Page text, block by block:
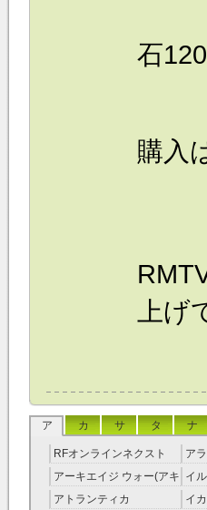
石
購入
上げ
ア カ サ タ ナ
RFオンラインネクスト
RMT
ア
アーキエイジ ウォー(アキ
ウオ) RMT
イ
アトランティカ
イ